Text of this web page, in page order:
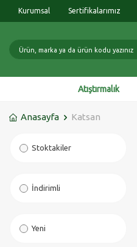
Kurumsal Sertifikalarımız
Atıştırmalık
Anasayfa Katsan
Stoktakiler
İndirimli
Yeni